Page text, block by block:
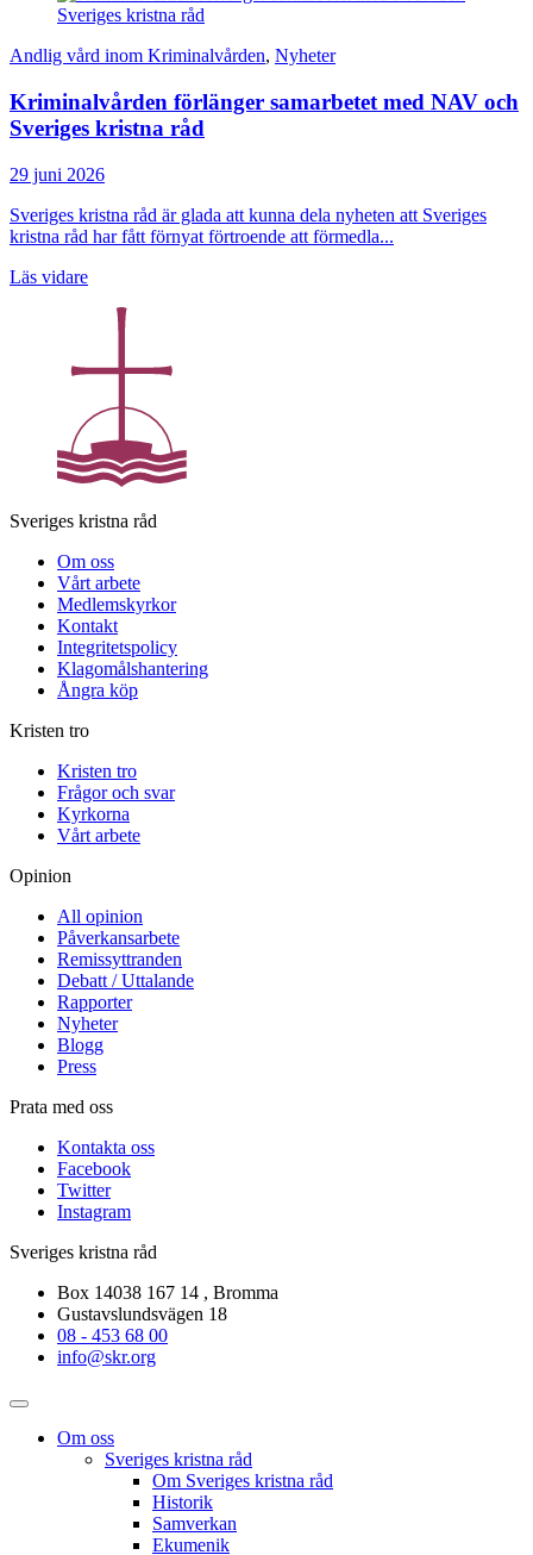
Andlig vård inom Kriminalvården, Nyheter
Kriminalvården förlänger samarbetet med NAV och
Sveriges kristna råd
29 juni 2026
Sveriges kristna råd är glada att kunna dela nyheten att Sveriges
kristna råd har fått förnyat förtroende att förmedla...
Läs vidare
Sveriges kristna råd
Om oss
Vårt arbete
Medlemskyrkor
Kontakt
Integritetspolicy
Klagomålshantering
Ångra köp
Kristen tro
Kristen tro
Frågor och svar
Kyrkorna
Vårt arbete
Opinion
All opinion
Påverkansarbete
Remissyttranden
Debatt / Uttalande
Rapporter
Nyheter
Blogg
Press
Prata med oss
Kontakta oss
Facebook
Twitter
Instagram
Sveriges kristna råd
Box 14038 167 14 , Bromma
Gustavslundsvägen 18
08 - 453 68 00
info@skr.org
Om oss
Sveriges kristna råd
Om Sveriges kristna råd
Historik
Samverkan
Ekumenik